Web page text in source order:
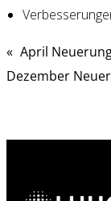
« April
Dezember